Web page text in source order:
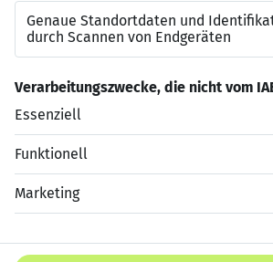
Bewerbung! Eine Einstellung soll zum
Termin erfolgen.
Datenschutzerklärung